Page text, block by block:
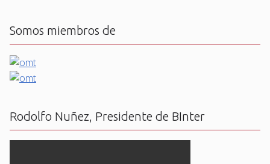
Somos miembros de
Rodolfo Nuñez, Presidente de BInter